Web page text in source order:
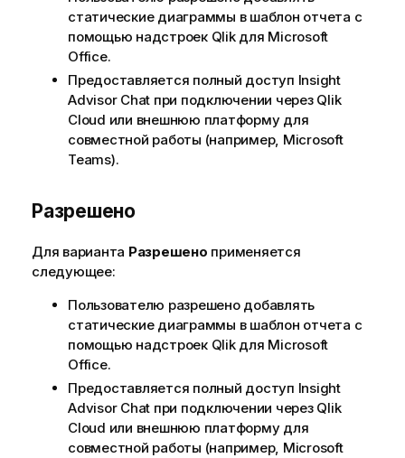
статические диаграммы в шаблон отчета с
помощью надстроек Qlikдля Microsoft
Office.
Предоставляется полный доступ Insight
Advisor Chat при подключении через Qlik
Cloud или внешнюю платформу для
совместной работы (например, Microsoft
Teams).
Разрешено
Для варианта Разрешено применяется
следующее:
Пользователю разрешено добавлять
статические диаграммы в шаблон отчета с
помощью надстроек Qlikдля Microsoft
Office.
Предоставляется полный доступ Insight
Advisor Chat при подключении через Qlik
Cloud или внешнюю платформу для
совместной работы (например, Microsoft